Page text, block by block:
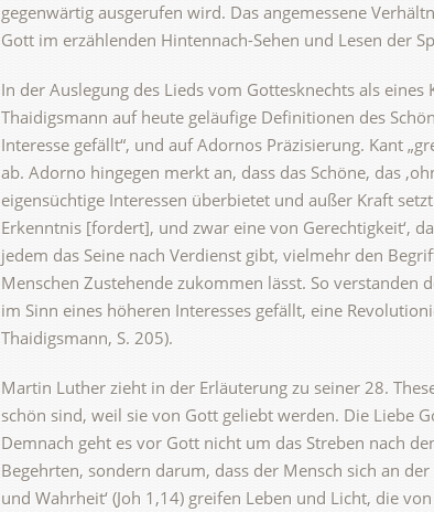
gegenwärtig ausgerufen wird. Das angemessene
Gott im erzählenden Hintennach-Sehen und Lesen der
In der Auslegung des Lieds vom Gottesknechts als eines
Thaidigsmann auf heute geläufige Definitionen des
Interesse gefällt“, und auf Adornos Präzisierung. Kant
ab. Adorno hingegen merkt an, dass das Schöne, das
eigensüchtige Interessen überbietet und außer Kraft
Erkenntnis [fordert], und zwar eine von Gerechtigkeit‘,
jedem das Seine nach Verdienst gibt, vielmehr den
Menschen Zustehende zukommen lässt. So verstanden
im Sinn eines höheren Interesses gefällt, eine
Thaidigsmann, S. 205).
Martin Luther zieht in der Erläuterung zu seiner 28.
schön sind, weil sie von Gott geliebt werden. Die Liebe
Demnach geht es vor Gott nicht um das Streben nach
Begehrten, sondern darum, dass der Mensch sich an
und Wahrheit‘ (Joh 1,14) greifen Leben und Licht, die